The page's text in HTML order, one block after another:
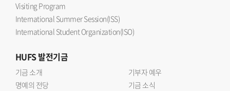
Visiting Program
International Summer Session(ISS)
International Student Organization(ISO)
HUFS발전기금
기금 소개
기부자 예우
명예의 전당
기금 소식